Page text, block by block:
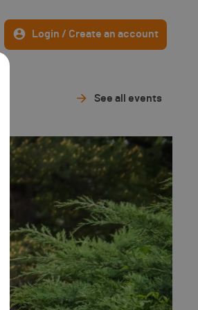
Login / Create an account
See all events